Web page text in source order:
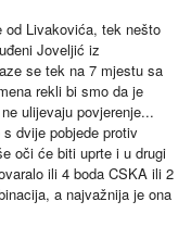
od Livakovića, tek nešto
Joveljić iz
se tek na 7 mjestu sa
rekli bi smo da je
ulijevaju povjerenje...
dvije pobjede protiv
oči će biti uprte i u drugi
ili 4 boda CSKA ili 2
a najvažnija je ona